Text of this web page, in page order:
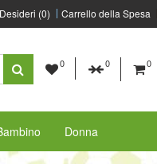
(0) Carrello della Spesa
0 0 0
Donna